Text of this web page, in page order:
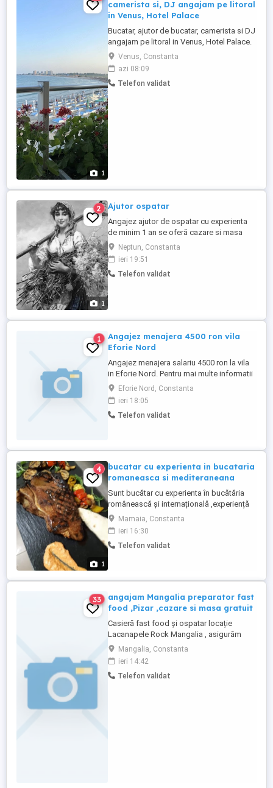
1
camerista si, DJ angajam pe litoral
in Venus, Hotel Palace
Bucatar, ajutor de bucatar, camerista si DJ
angajam pe litoral in Venus, Hotel Palace.
Se asigura cazare, masa si plata
saptamanala.
Venus, Constanta
azi 08:09
Telefon validat
1
2 Ajutor ospatar
Angajez ajutor de ospatar cu experienta
de minim 1 an se oferă cazare si masa
salariu in funcție de experiența
Neptun, Constanta
ieri 19:51
Telefon validat
1
Angajez menajera 4500 ron vila
Eforie Nord
Angajez menajera salariu 4500 ron la vila
in Eforie Nord. Pentru mai multe informatii
sunati la nr. De tel.
Eforie Nord, Constanta
ieri 18:05
Telefon validat
1
4
bucatar cu experienta in bucataria
romaneasca si mediteraneana
Sunt bucătar cu experienta în bucătăria
românească și internațională ,experiență
în a la carte și all inclusiv ,doresc
colaborare
Mamaia, Constanta
ieri 16:30
Telefon validat
33
angajam Mangalia preparator fast
food ,Pizar ,cazare si masa gratuit
Casieră fast food și ospatar locație
Lacanapele Rock Mangalia , asigurăm
cazare și masă gratuit
Mangalia, Constanta
ieri 14:42
Telefon validat